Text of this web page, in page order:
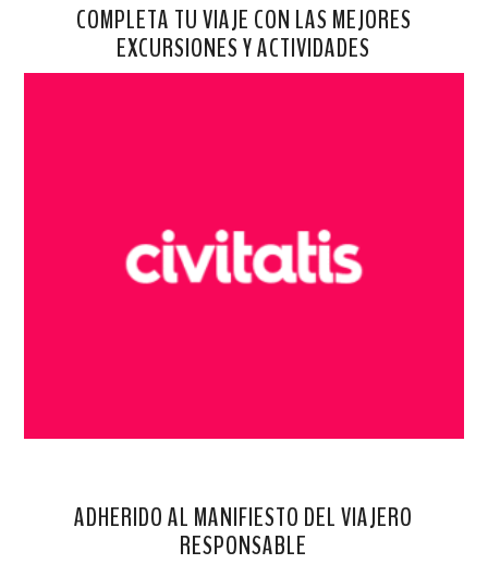
COMPLETA TU VIAJE CON LAS MEJORES
EXCURSIONES Y ACTIVIDADES
ADHERIDO AL MANIFIESTO DEL VIAJERO
RESPONSABLE